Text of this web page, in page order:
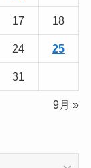
17 18
24 25
31
9月 »